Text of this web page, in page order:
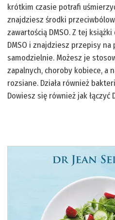
krótkim czasie potrafi
znajdziesz środki
zawartością DMSO. Z tej
DMSO i znajdziesz przepisy
samodzielnie. Możesz je
zapalnych, choroby kobiece, a
rozsiane. Działa również
Dowiesz się również jak łączyć